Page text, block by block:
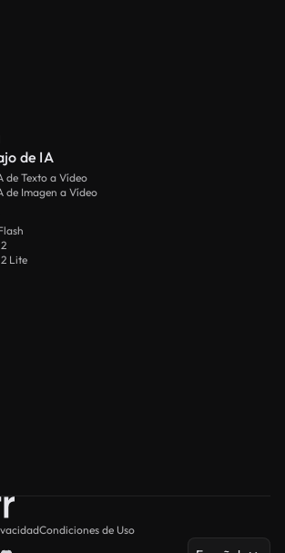
de IA
de Texto a Vídeo
de Imagen a Vídeo
Lite
Condiciones de Uso